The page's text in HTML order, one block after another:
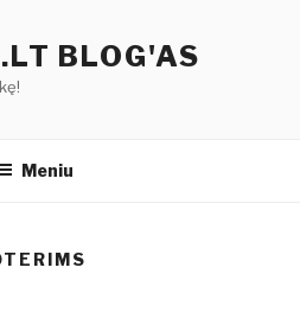
BLOG'AS
Meniu